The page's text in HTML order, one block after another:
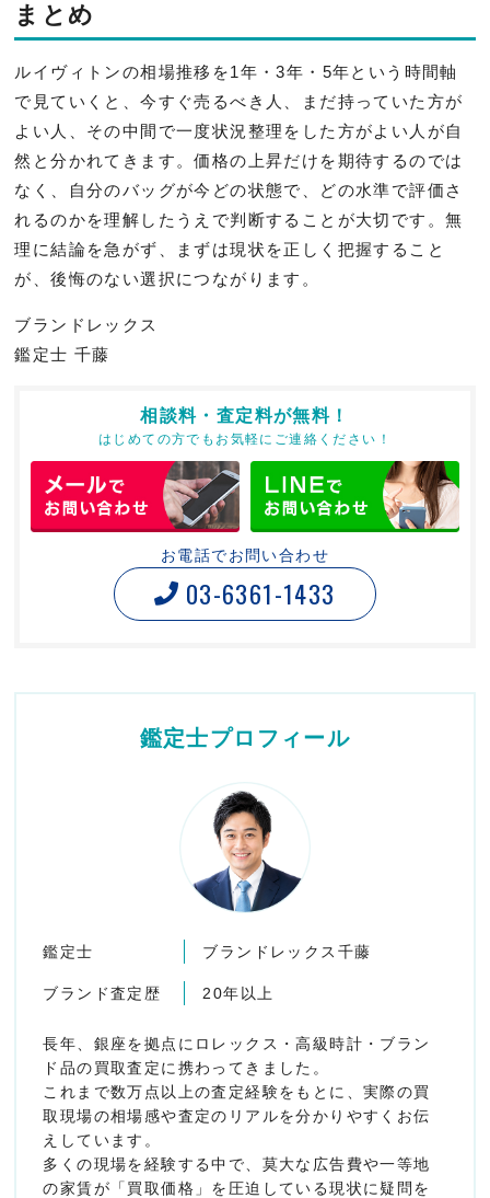
まとめ
ルイヴィトンの相場推移を1年・3年・5年という時間軸
で見ていくと、今すぐ売るべき人、まだ持っていた方が
よい人、その中間で一度状況整理をした方がよい人が自
然と分かれてきます。価格の上昇だけを期待するのでは
なく、自分のバッグが今どの状態で、どの水準で評価さ
れるのかを理解したうえで判断することが大切です。無
理に結論を急がず、まずは現状を正しく把握すること
が、後悔のない選択につながります。
ブランドレックス
鑑定士 千藤
相談料・査定料が無料！
はじめての方でもお気軽にご連絡ください！
お電話でお問い合わせ
03-6361-1433
鑑定士プロフィール
鑑定士 ブランドレックス千藤
ブランド査定歴 20年以上
長年、銀座を拠点にロレックス・高級時計・ブラン
ド品の買取査定に携わってきました。
これまで数万点以上の査定経験をもとに、実際の買
取現場の相場感や査定のリアルを分かりやすくお伝
えしています。
多くの現場を経験する中で、莫大な広告費や一等地
の家賃が「買取価格」を圧迫している現状に疑問を